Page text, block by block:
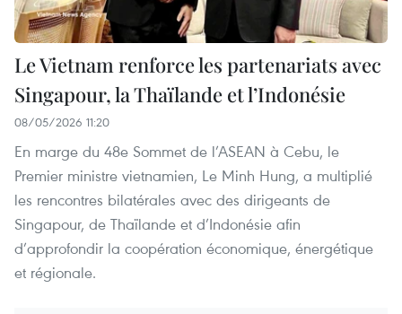
Le Vietnam renforce les partenariats avec
Singapour, la Thaïlande et l’Indonésie
08/05/2026 11:20
En marge du 48e Sommet de l’ASEAN à Cebu, le
Premier ministre vietnamien, Le Minh Hung, a multiplié
les rencontres bilatérales avec des dirigeants de
Singapour, de Thaïlande et d’Indonésie afin
d’approfondir la coopération économique, énergétique
et régionale.